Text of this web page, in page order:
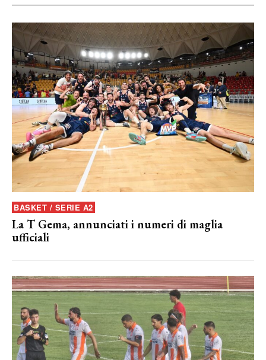
BASKET / SERIE A2
La T Gema, annunciati i numeri di maglia
ufficiali